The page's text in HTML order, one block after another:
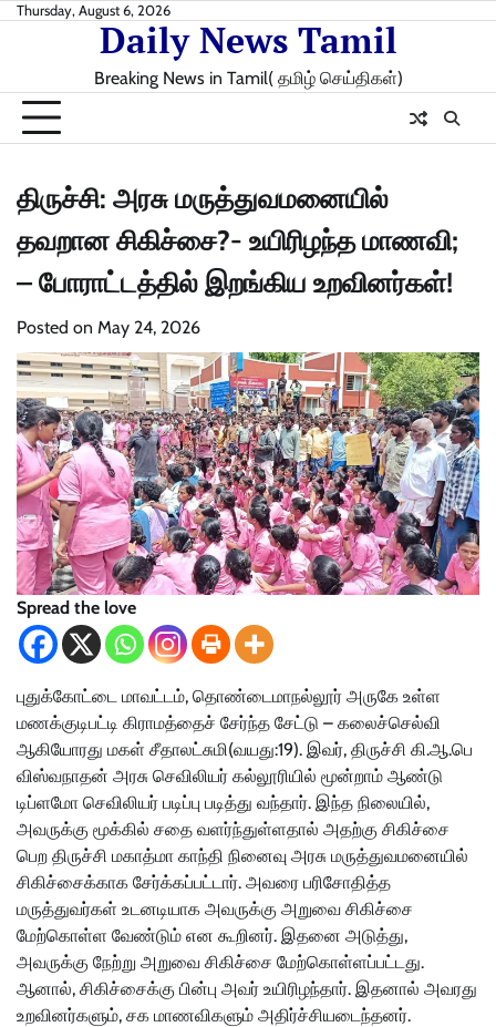
SkipThursday, August 6, 2026
Daily News Tamil
Breaking News in Tamil( தமிழ் செய்திகள்)
திருச்சி: அரசு மருத்துவமனையில்
தவறான சிகிச்சை?- உயிரிழந்த மாணவி;
– போராட்டத்தில் இறங்கிய உறவினர்கள்!
Posted on May 24, 2026
Spread the love
புதுக்கோட்டை மாவட்டம், தொண்டைமாநல்லூர் அருகே உள்ள
மணக்குடிபட்டி கிராமத்தைச் சேர்ந்த சேட்டு – கலைச்செல்வி
ஆகியோரது மகள் சீதாலட்சுமி(வயது:19). இவர், திருச்சி கி.ஆ.பெ
விஸ்வநாதன் அரசு செவிலியர் கல்லூரியில் மூன்றாம் ஆண்டு
டிப்ளமோ செவிலியர் படிப்பு படித்து வந்தார். இந்த நிலையில்,
அவருக்கு மூக்கில் சதை வளர்ந்துள்ளதால் அதற்கு சிகிச்சை
பெற திருச்சி மகாத்மா காந்தி நினைவு அரசு மருத்துவமனையில்
சிகிச்சைக்காக சேர்க்கப்பட்டார். அவரை பரிசோதித்த
மருத்துவர்கள் உடனடியாக அவருக்கு அறுவை சிகிச்சை
மேற்கொள்ள வேண்டும் என கூறினர். இதனை அடுத்து,
அவருக்கு நேற்று அறுவை சிகிச்சை மேற்கொள்ளப்பட்டது.
ஆனால், சிகிச்சைக்கு பின்பு அவர் உயிரிழந்தார். இதனால் அவரது
உறவினர்களும், சக மாணவிகளும் அதிர்ச்சியடைந்தனர்.